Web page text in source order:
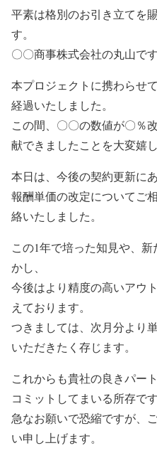
平素は格別のお引き立てを
す。
〇〇商事株式会社の丸山です
本プロジェクトに携わらせ
経過いたしました。
この間、〇〇の数値が〇％
献できましたことを大変嬉
本日は、今後の契約更新にあ
報酬単価の改定についてご
絡いたしました。
この1年で培った知見や、
かし、
今後はより精度の高いアウ
えております。
つきましては、次月分より
いただきたく存じます。
これからも貴社の良きパー
コミットしてまいる所存です
急なお願いで恐縮ですが、
い申し上げます。